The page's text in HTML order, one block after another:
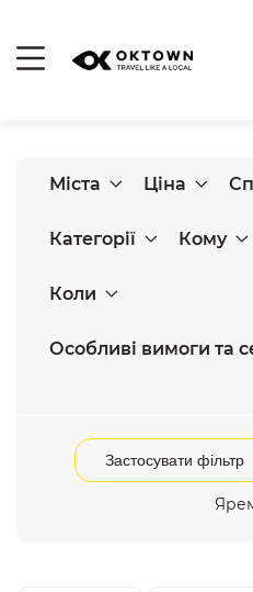
Міста Ціна
Категорії Кому
Коли
Особливі вимоги та
Застосувати фільтр